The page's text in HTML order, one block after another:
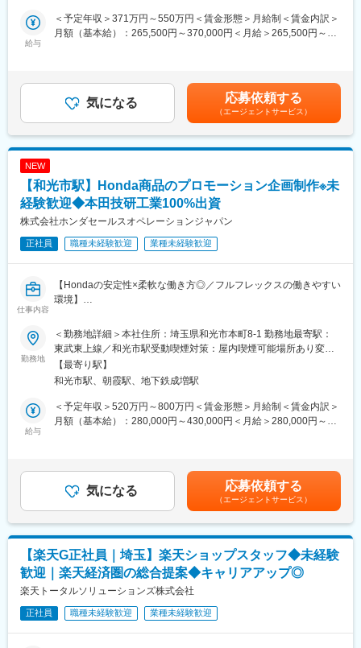
・スマホの初期設定・データ移行サポート
・問い合わせ対応
・店舗会議・研修への参加
・キャンペーン企画など、集客に向けた取り組み
■キャリアパス：
へステップアップが可能です。RSV経験後はマネジメントや本部
への異動の道もあり、長期的にキャリア形成ができます。まずは
入社後1年で店長昇格を目指していただきます。
■組織構成：
1店舗あたり店長1名、スタッフ5～15名で運営。チームワークを
重視し相談しやすい環境◎
変更の範囲：会社の定める業務
活をより豊かにするトータルサポートを行うポジションです。
・未経験の方も歓迎！充実した研修制度あり
【選考会の概要】
・形式： Web開催（事前に企業セミナー動画をご視聴いただきま
す）
【開催日時】
8/6 (木) 17:00～20:00
8/13 (木) 17:00～20:00
8/18 (火) 17:00～20:00
8/20 (木) 17:00～20:00
※ご応募時、参加可能日時をお知らせください。
・新規契約・機種変更の受付および提案
・料金プラン、楽天ポイント活用、楽天カード、各種サービスの
案内
・スマホの初期設定・データ移行サポート
◇店舗運営
・店舗での電話応対
・店舗会議・研修への参加
・キャンペーン企画など、集客に向けた取り組み
■キャリアパス：
への異動の道もあり、長期的にキャリア形成ができます。まずは
入社後1年で店長昇格を目指していただきます。
1店舗あたり店長1名、スタッフ5～15名で運営。チームワークを
重視し相談しやすい環境◎
給与
＜予定年収＞371万円～550万円＜賃金形態＞月給制＜賃金内訳＞
月額（基本給）：265,500円～370,000円＜月給＞265,500円～
ます。月給(月額)は固定手当を含めた表記です。
気になる 応募依頼する
（エージェントサービス）
NEW
【和光市駅】Honda商品のプロモーション企画制作※未
経験歓迎◆本田技研工業100%出資
株式会社ホンダセールスオペレーションジャパン
正社員 職種未経験歓迎 業種未経験歓迎
仕事内容
【Hondaの安定性×柔軟な働き方◎／フルフレックスの働きやすい
環境】
続けてもらう仕組み」を担っている会社です。
Hondaの車を”探す→買う→乗る→整備する→売る”までの顧客体
験をデジタルとサービスでつなぐ当社にてHondaブランド価値の
向上および商品拡販をお任せいたします。
◆業務内容
Hondaのハウスエージェンシー機能を担い、四輪・二輪商品の魅
カタログ、Webサイト、TVCM、販売促進ツール、イベント等の
各種コミュニケーション施策を企画・制作し、お客様とHondaを
つなぐブランド体験の創出を推進していただきます。
で、ブランド価値の向上と商品の販売促進に貢献することがミッ
ションです。
商品戦略や市場動向を踏まえ、カタログ、Webサイト、TVCM、
販売促進ツール等の企画・制作を推進するとともに、社内関係部
門や広告代理店、制作会社など多様な関係者と連携しながら、プ
ロモーション施策を具現化していただきます。
勤務地
＜勤務地詳細＞本社住所：埼玉県和光市本町8-1 勤務地最寄駅：
東武東上線／和光市駅受動喫煙対策：屋内喫煙可能場所あり変更
の範囲：会社の定める事業所
【最寄り駅】
和光市駅、朝霞駅、地下鉄成増駅
給与
＜予定年収＞520万円～800万円＜賃金形態＞月給制＜賃金内訳＞
月額（基本給）：280,000円～430,000円＜月給＞280,000円～
があります。月給(月額)は固定手当を含めた表記です。
気になる 応募依頼する
（エージェントサービス）
【楽天G正社員｜埼玉】楽天ショップスタッフ◆未経験
歓迎｜楽天経済圏の総合提案◆キャリアアップ◎
楽天トータルソリューションズ株式会社
正社員 職種未経験歓迎 業種未経験歓迎